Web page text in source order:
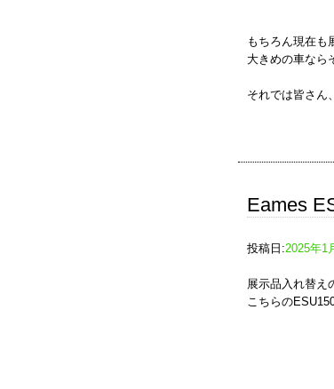
もちろん現在も
大きめの車なら
それでは皆さん
Eames
投稿日:2025年1
展示品入れ替え
こちらの